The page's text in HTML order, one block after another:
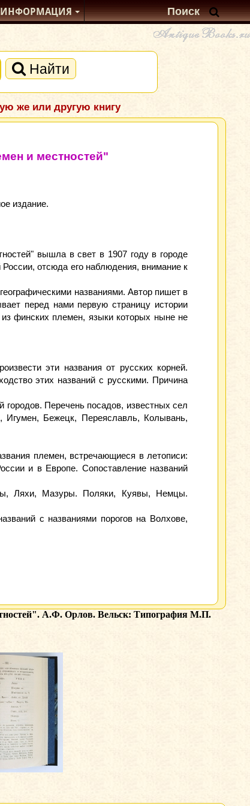
ИНФОРМАЦИЯ
Найти
же или другую книгу
и местностей"
издание.
вышла в свет в 1907 году в городе
отсюда его наблюдения, внимание к
названиями. Автор пишет в
перед нами первую страницу истории
финских племен, языки которых ныне не
эти названия от русских корней.
этих названий с русскими. Причина
городов. Перечень посадов, известных сел
Игумен, Бежецк, Переяславль, Колывань,
племен, встречающиеся в летописи:
и в Европе. Сопоставление названий
Ляхи, Мазуры. Поляки, Куявы, Немцы.
с названиями порогов на Волхове,
А.Ф. Орлов. Вельск: Типография М.П.